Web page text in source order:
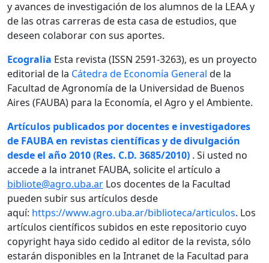
y avances de investigación de los alumnos de la LEAA y
de las otras carreras de esta casa de estudios, que
deseen colaborar con sus aportes.
Ecogralia Esta revista (ISSN 2591-3263), es un proyecto
editorial de la Cátedra de Economía General de la
Facultad de Agronomía de la Universidad de Buenos
Aires (FAUBA) para la Economía, el Agro y el Ambiente.
Artículos publicados por docentes e investigadores
de FAUBA en revistas científicas y de divulgación
desde el año 2010 (Res. C.D. 3685/2010) . Si usted no
accede a la intranet FAUBA, solicite el artículo a
bibliote@agro.uba.ar Los docentes de la Facultad
pueden subir sus artículos desde
aquí: https://www.agro.uba.ar/biblioteca/articulos. Los
artículos científicos subidos en este repositorio cuyo
copyright haya sido cedido al editor de la revista, sólo
estarán disponibles en la Intranet de la Facultad para